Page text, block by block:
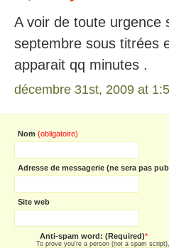
A voir de toute urgence
septembre sous titrées
apparait qq minutes .
décembre 31st, 2009 at
Nom (obligatoire)
Adresse de messagerie (ne sera pas
Site web
Anti-spam word: (Required)*
To prove you're a person (not a spam